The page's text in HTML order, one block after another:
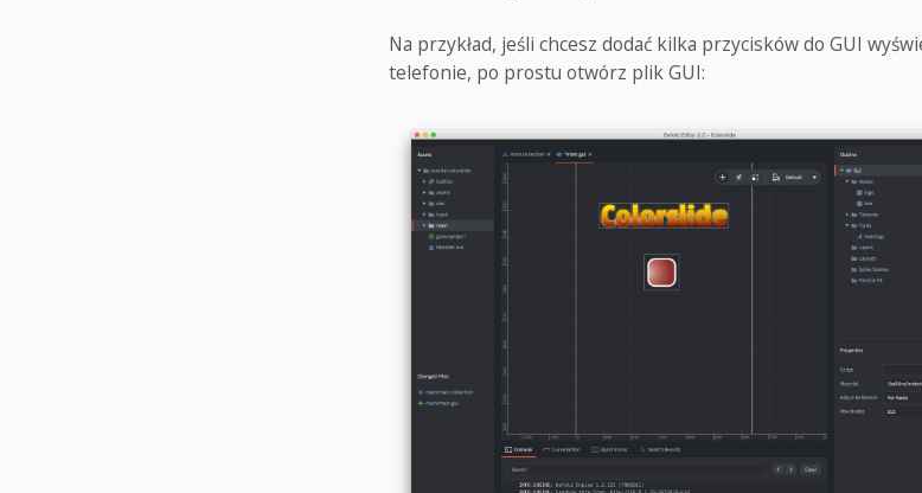
Na przykład, jeśli chcesz dodać kilka przycisków do GUI
telefonie, po prostu otwórz plik GUI: